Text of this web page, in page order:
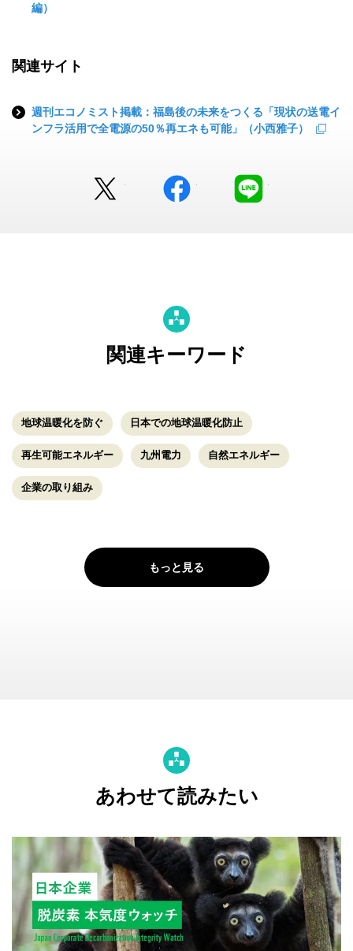
編）
関連サイト
週刊エコノミスト掲載：福島後の未来をつくる「現状の送電イ
ンフラ活用で全電源の50％再エネも可能」（小西雅子）
facebook
関連キーワード
地球温暖化を防ぐ 日本での地球温暖化防止
再生可能エネルギー 九州電力 自然エネルギー
企業の取り組み
もっと見る
あわせて読みたい